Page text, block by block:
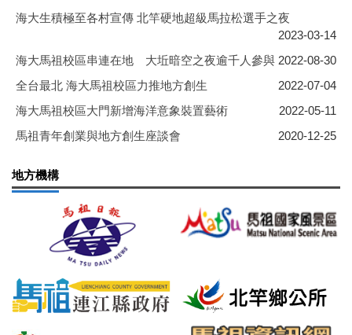
海大生積極至各村宣傳 北竿硬地超級馬拉松選手之夜
2023-03-14
海大馬祖校區串連在地 大坵暗空之夜逾千人參與 2022-08-30
全台最北 海大馬祖校區力推地方創生
2022-07-04
海大馬祖校區大門新增海洋意象裝置藝術
2022-05-11
馬祖青年創業與地方創生座談會
2020-12-25
地方機構